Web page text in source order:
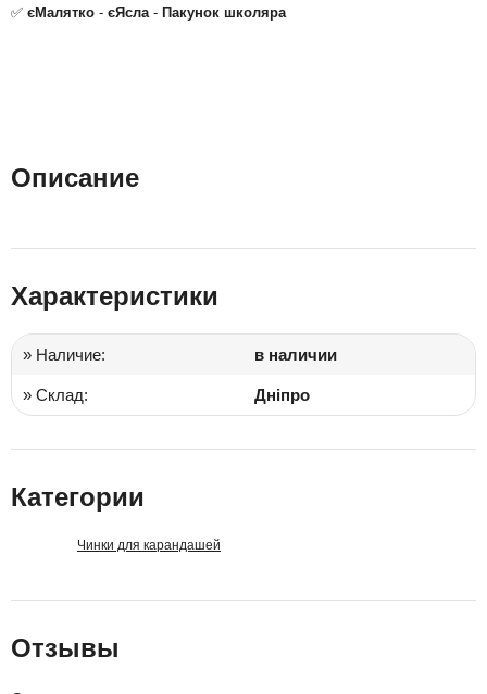
✅ єМалятко - єЯсла- Пакунок школяра
Описание
Характеристики
» Наличие: в наличии
» Склад: Дніпро
Категории
Чинки для карандашей
Отзывы